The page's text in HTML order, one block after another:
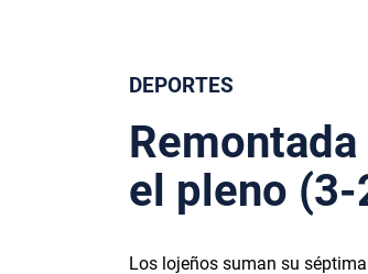
DEPORTES
el pleno (3-
Los lojeños suman su